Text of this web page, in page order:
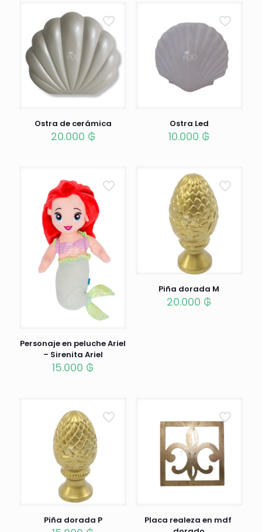
Ostra de cerámica
20.000 ₲
Ostra Led
10.000 ₲
Personaje en peluche Ariel
– Sirenita Ariel
15.000 ₲
Piña dorada M
20.000 ₲
Piña dorada P
Placa realeza en mdf